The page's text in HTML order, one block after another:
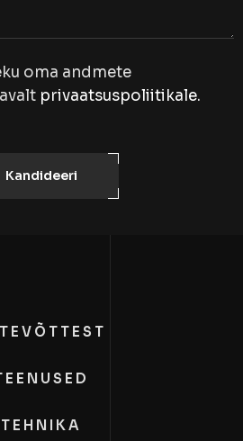
oma andmete
privaatsuspoliitikale.
Kandideeri
TEHNIKA